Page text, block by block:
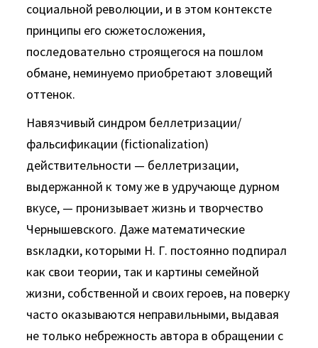
социальной рево­люции, и в этом контексте
принципы его сюжетосложения,
последовательно строящегося на пошлом
обмане, неминуемо при­обретают зловещий
оттенок.
Навязчивый синдром беллетризации/
фальсификации (fictionalization)
действительности — беллетризации,
выдержанной к тому же в удручающе дурном
вкусе, — пронизывает жизнь и творчество
Чернышевского. Даже математические
вsкладки, которыми Н. Г. постоянно подпирал
как свои теории, так и кар­тины семейной
жизни, собственной и своих героев, на поверку
часто оказываются неправильными, выдавая
не только небреж­ность автора в обращении с